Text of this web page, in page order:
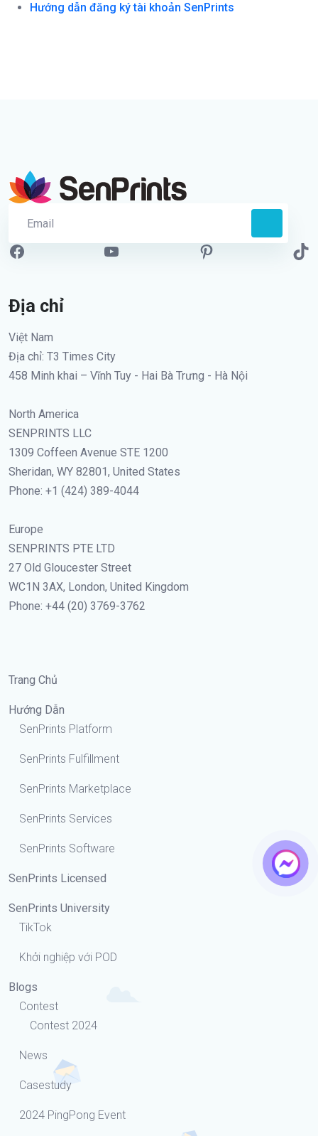
Hướng dẫn đăng ký tài khoản SenPrints
Địa chỉ
Việt Nam
Địa chỉ: T3 Times City
458 Minh khai – Vĩnh Tuy - Hai Bà Trưng - Hà Nội
North America
SENPRINTS LLC
1309 Coffeen Avenue STE 1200
Sheridan, WY 82801, United States
Phone: +1 (424) 389-4044
Europe
SENPRINTS PTE LTD
27 Old Gloucester Street
WC1N 3AX, London, United Kingdom
Phone: +44 (20) 3769-3762
Trang Chủ
Hướng Dẫn
SenPrints Platform
SenPrints Fulfillment
SenPrints Marketplace
SenPrints Services
SenPrints Software
SenPrints Licensed
SenPrints University
TikTok
Khởi nghiệp với POD
Blogs
Contest
Contest 2024
News
Casestudy
2024 PingPong Event